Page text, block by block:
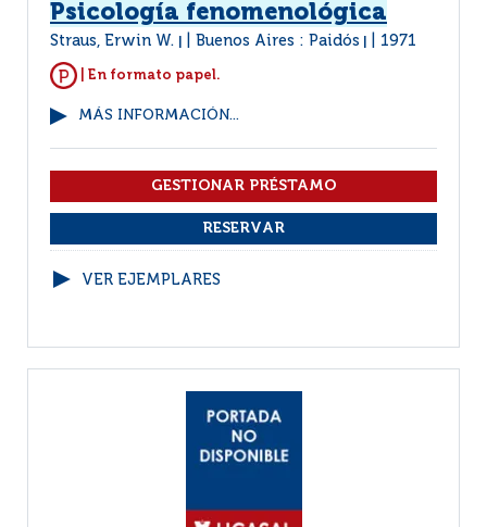
Psicología fenomenológica
Straus, Erwin W. Buenos Aires : Paidós 1971
| En formato papel.
MÁS INFORMACIÓN...
VER EJEMPLARES